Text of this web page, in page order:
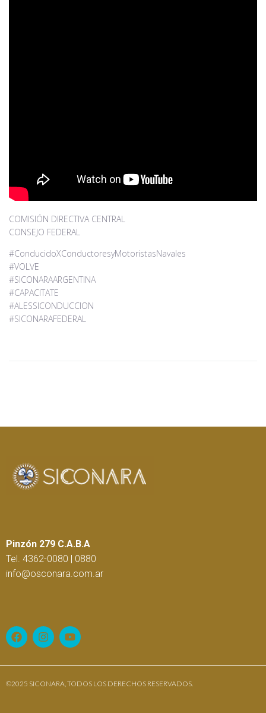
COMISIÓN DIRECTIVA CENTRAL
CONSEJO FEDERAL
#ConducidoXConductoresyMotoristasNavales
#VOLVE
#SICONARAARGENTINA
#CAPACITATE
#ALESSICONDUCCION
#SICONARAFEDERAL
Pinzón 279 C.A.B.A
Tel. 4362-0080 | 0880
info@osconara.com.ar
©2025 SICONARA, TODOS LOS DERECHOS RESERVADOS.